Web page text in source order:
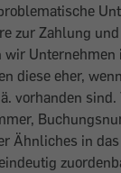
zur Zahlung
wir
diese eher, wenn
vorhanden sind.
Ähnliches in